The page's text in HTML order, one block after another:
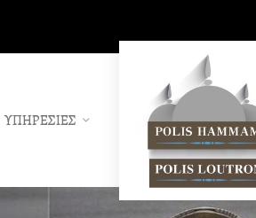
ΥΠΗΡΕΣΙΕΣ